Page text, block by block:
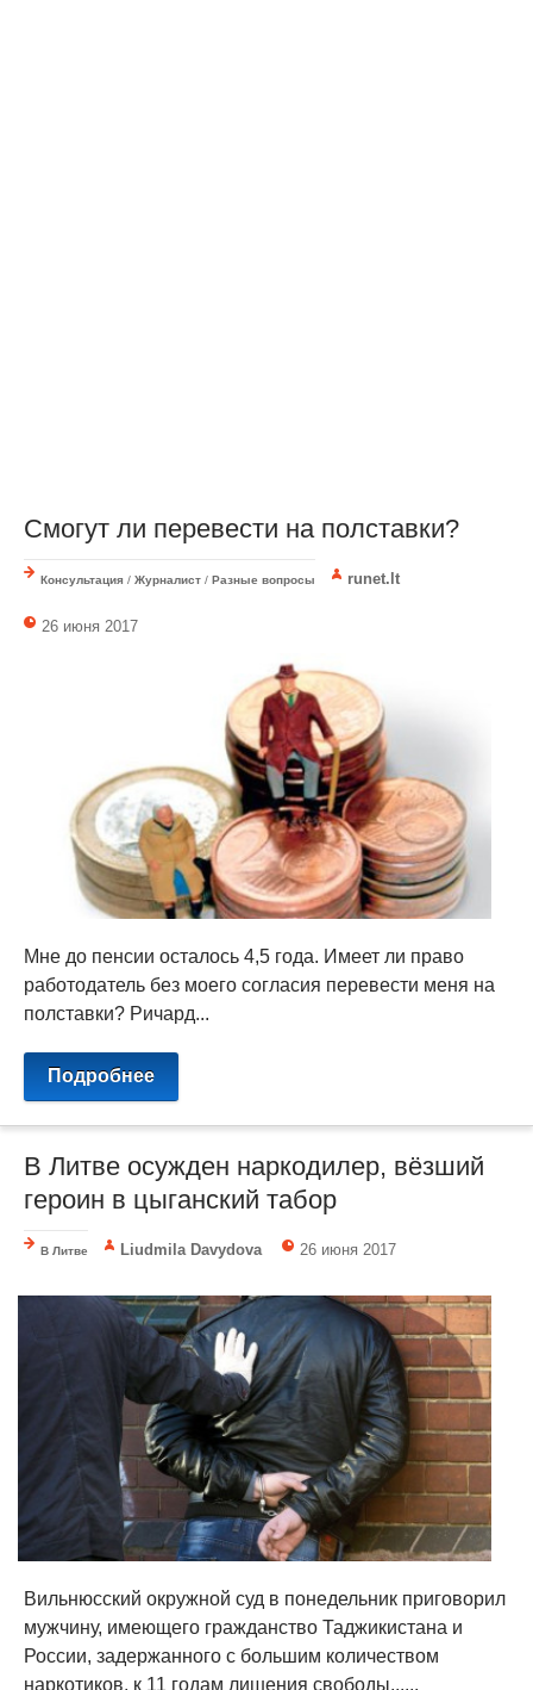
Смогут ли перевести на полставки?
Консультация / Журналист / Разные вопросы runet.lt
26 июня 2017
Мне до пенсии осталось 4,5 года. Имеет ли право
работодатель без моего согласия перевести меня на
полставки? Ричард...
Подробнее
В Литве осужден наркодилер, вёзший
героин в цыганский табор
В Литве Liudmila Davydova 26 июня 2017
Вильнюсский окружной суд в понедельник приговорил
мужчину, имеющего гражданство Таджикистана и
России, задержанного с большим количеством
наркотиков, к 11 годам лишения свободы......